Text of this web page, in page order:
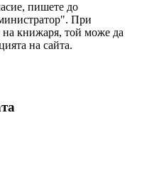
пишете до
При
на книжаря, той може да
на сайта.